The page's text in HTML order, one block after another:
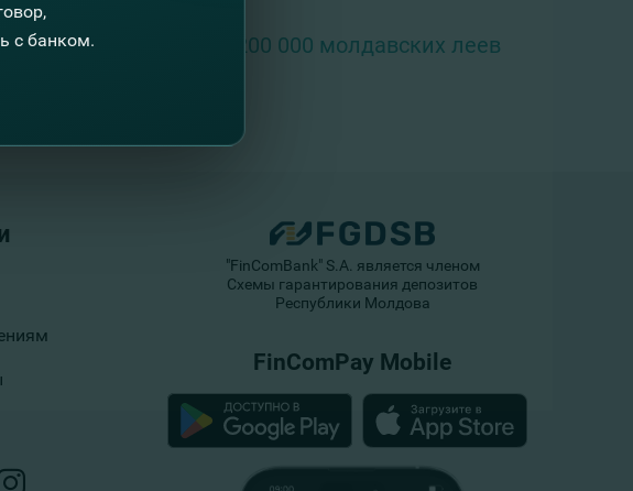
в размере 200 000 молдавских леев
"FinComBank" S.A. является членом
Схемы гарантирования депозитов
Республики Молдова
FinComPay Mobile
с банком.